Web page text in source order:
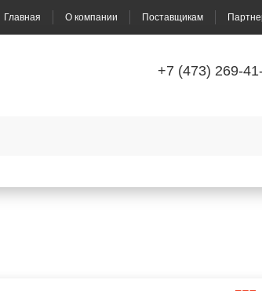
Главная О компании Поставщикам
+7 (473) 269-